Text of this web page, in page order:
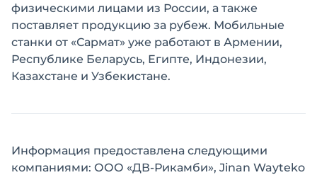
физическими лицами из России, а также
поставляет продукцию за рубеж. Мобильные
станки от «Сармат» уже работают в Армении,
Республике Беларусь, Египте, Индонезии,
Казахстане и Узбекистане.
Информация предоставлена следующими
компаниями: ООО «ДВ-Рикамби», Jinan Wayteko